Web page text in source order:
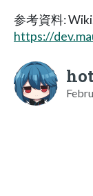
参考資料:
https://